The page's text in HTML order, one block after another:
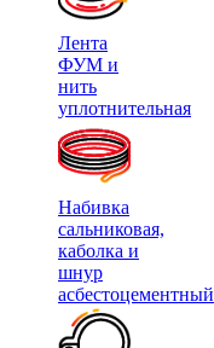
Лента
ФУМ и
нить
уплотнительная
Набивка
сальниковая,
каболка и
шнур
асбестоцементный